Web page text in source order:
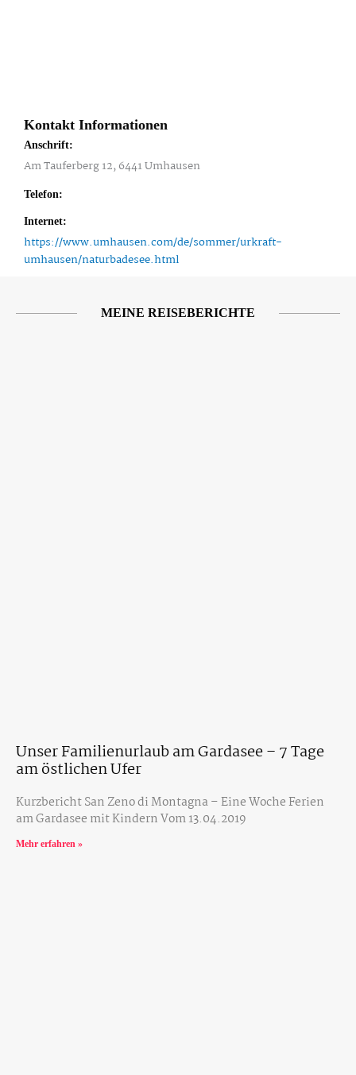
Kontakt Informationen
Anschrift:
Am Tauferberg 12, 6441 Umhausen
Telefon:
Internet:
https://www.umhausen.com/de/sommer/urkraft-
umhausen/naturbadesee.html
MEINE REISEBERICHTE
Unser Familienurlaub am Gardasee – 7 Tage
am östlichen Ufer
Kurzbericht San Zeno di Montagna – Eine Woche Ferien
am Gardasee mit Kindern Vom 13.04.2019
Mehr erfahren »